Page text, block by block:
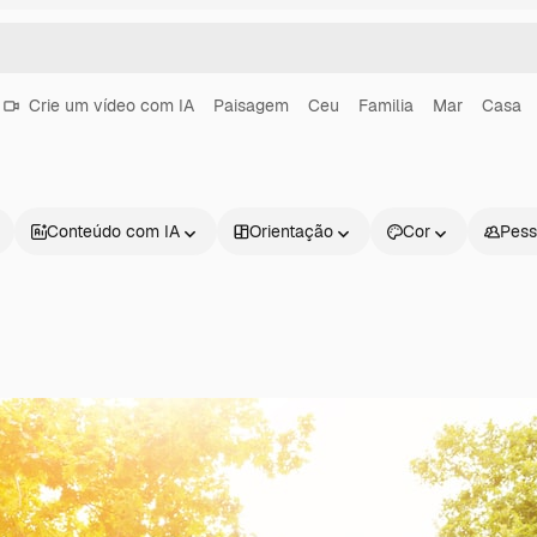
Crie um vídeo com IA Paisagem Ceu Familia Mar Casa
Conteúdo com IA Orientação Cor
Produtos Começar